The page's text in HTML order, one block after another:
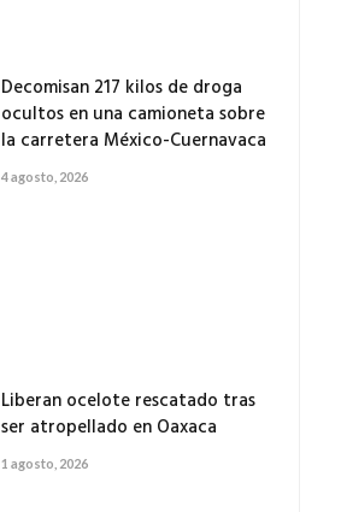
Decomisan 217 kilos de droga
ocultos en una camioneta sobre
la carretera México-Cuernavaca
4 agosto, 2026
Liberan ocelote rescatado tras
ser atropellado en Oaxaca
1 agosto, 2026